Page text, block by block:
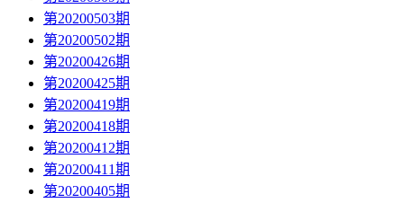
第20200503期
第20200502期
第20200426期
第20200425期
第20200419期
第20200418期
第20200412期
第20200411期
第20200405期